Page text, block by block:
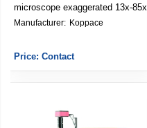
microscope exaggerated 13x-85x
Koppace
Price: Contact